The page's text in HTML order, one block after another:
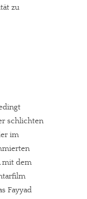
zu
schlichten
im
mit dem
Fayyad